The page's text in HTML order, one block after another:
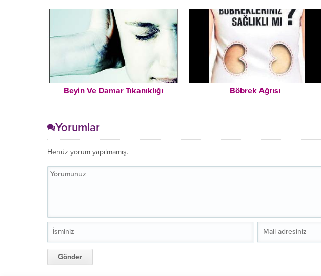
Beyin Ve Damar Tıkanıklığı Böbrek Ağrısı
Yorumlar
Henüz yorum yapılmamış.